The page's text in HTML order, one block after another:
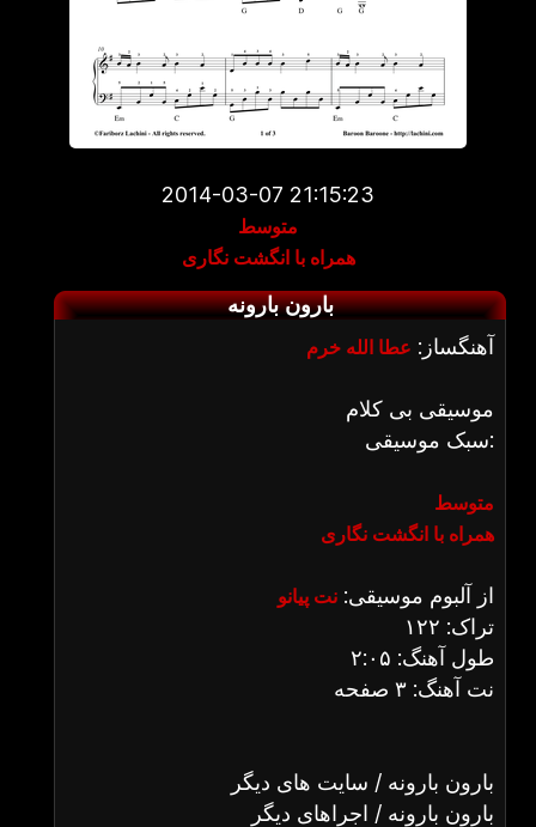
2014-03-07 21:15:23
متوسط
همراه با انگشت نگاری
بارون بارونه
آهنگساز: عطا الله خرم
موسیقی بی کلام
سبک موسیقی:
متوسط
همراه با انگشت نگاری
از آلبوم موسیقی: نت پیانو
تراک: ۱۲۲
طول آهنگ: ۲:۰۵
نت آهنگ: ۳ صفحه
بارون بارونه / سایت های دیگر
بارون بارونه / اجراهای دیگر